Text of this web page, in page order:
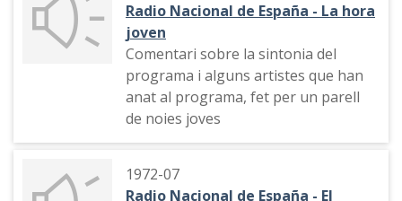
Radio Nacional de España - La hora
joven
Comentari sobre la sintonia del
programa i alguns artistes que han
anat al programa, fet per un parell
de noies joves
1972-07
Radio Nacional de España - El